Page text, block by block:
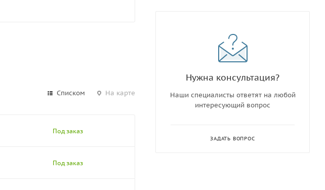
Списком На карте
Под заказ
Под заказ
Нужна консультация?
Наши специалисты ответят на любой
интересующий вопрос
ЗАДАТЬ ВОПРОС